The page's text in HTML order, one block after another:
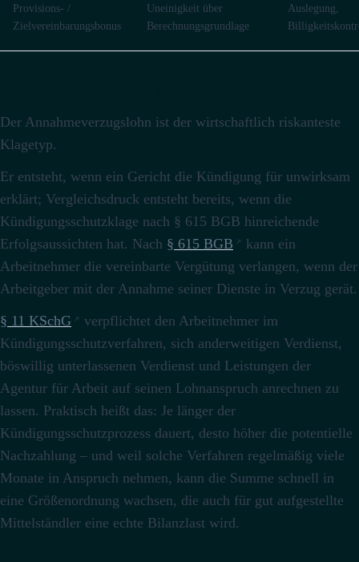
Provisions- /
Zielvereinbarungsbonus
Uneinigkeit über
Berechnungsgrundlage
Auslegung,
Der Annahmeverzugslohn ist der wirtschaftlich riskanteste
Klagetyp.
Er entsteht, wenn ein Gericht die Kündigung für unwirksam
erklärt; Vergleichsdruck entsteht bereits, wenn die
Kündigungsschutzklage nach § 615 BGB hinreichende
Erfolgsaussichten hat. Nach § 615 BGB
kann ein
Arbeitnehmer die vereinbarte Vergütung verlangen, wenn der
Arbeitgeber mit der Annahme seiner Dienste in Verzug gerät.
§ 11 KSchG
verpflichtet den Arbeitnehmer im
Kündigungsschutzverfahren, sich anderweitigen Verdienst,
böswillig unterlassenen Verdienst und Leistungen der
Agentur für Arbeit auf seinen Lohnanspruch anrechnen zu
lassen. Praktisch heißt das: Je länger der
Kündigungsschutzprozess dauert, desto höher die potentielle
Nachzahlung – und weil solche Verfahren regelmäßig viele
Monate in Anspruch nehmen, kann die Summe schnell in
eine Größenordnung wachsen, die auch für gut aufgestellte
Mittelständler eine echte Bilanzlast wird.